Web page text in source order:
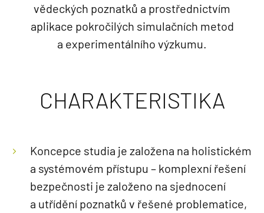
vědeckých poznatků a prostřednictvím
aplikace pokročilých simulačních metod
a experimentálního výzkumu.
CHARAKTERISTIKA
Koncepce studia je založena na holistickém
a systémovém přístupu – komplexní řešení
bezpečnosti je založeno na sjednocení
a utřídění poznatků v řešené problematice,